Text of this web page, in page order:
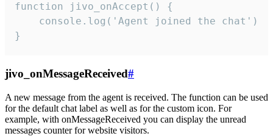
function jivo_onAccept() {
}
jivo_onMessageReceived#
A new message from the agent is received. The function can be used
for the default chat label as well as for the custom icon. For
example, with onMessageReceived you can display the unread
messages counter for website visitors.